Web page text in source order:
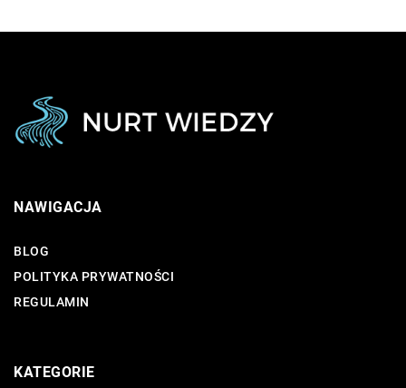
NAWIGACJA
BLOG
POLITYKA PRYWATNOŚCI
REGULAMIN
KATEGORIE